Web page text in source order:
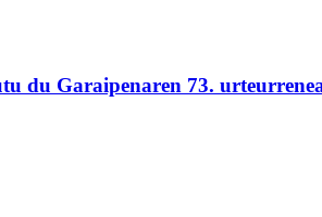
du Garaipenaren 73.